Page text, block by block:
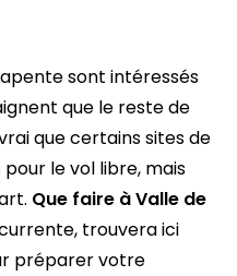
sont intéressés
que le reste de
que certains sites de
le vol libre, mais
Que faire à Valle de
trouvera ici
préparer votre